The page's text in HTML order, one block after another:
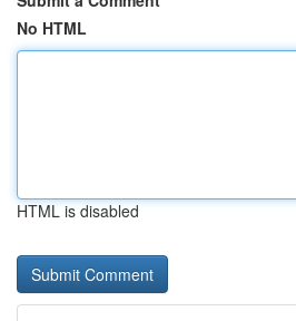
No HTML
HTML is disabled